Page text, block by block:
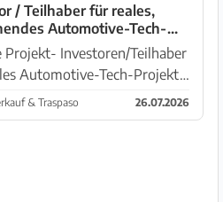
gut machbar! Aktuell
eine Premiumvilla von 14.9
/ Teilhaber für reales,
Automotive-Tech-
gesucht.
Projekt- Investoren/Teilhaber
Automotive-Tech-Projekt
für ein bereits gut
& Traspaso 26.07.2026